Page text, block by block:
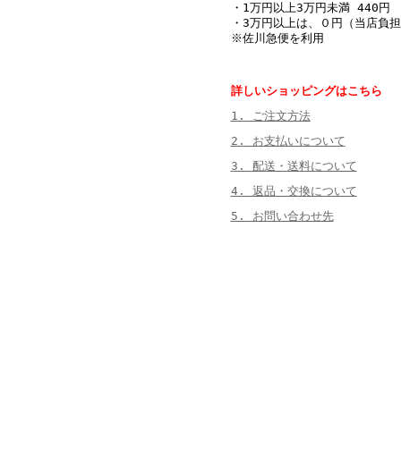
・1万円以上3万円未満 440円
・3万円以上は、０円（当店負
※佐川急便を利用
詳しいショッピングはこちら
1. ご注文方法
2. お支払いについて
3. 配送・送料について
4. 返品・交換について
5. お問い合わせ先